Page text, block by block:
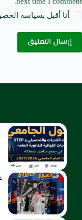
أنا أقبل بسياسة
إرسال التعليق